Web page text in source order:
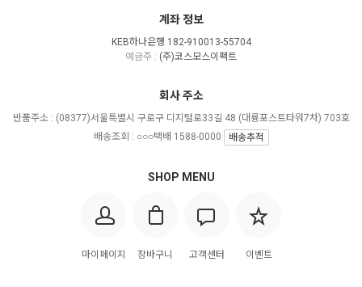
계좌 정보
KEB하나은행 182-910013-55704
예금주 : (주)코스모스이펙트
SHOP MENU
마이페이지 장바구니 고객센터 이벤트
회사 주소
반품주소 : (08377)서울특별시 구로구 디지털로33길 48 (대륭포스트타워7차) 703호
배송조회 : ○○○택배 1588-0000
배송추적